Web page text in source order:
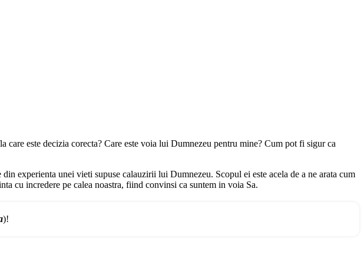
este decizia corecta? Care este voia lui Dumnezeu pentru mine? Cum pot fi sigur ca
experienta unei vieti supuse calauzirii lui Dumnezeu. Scopul ei este acela de a ne arata cum
cu incredere pe calea noastra, fiind convinsi ca suntem in voia Sa.
)!